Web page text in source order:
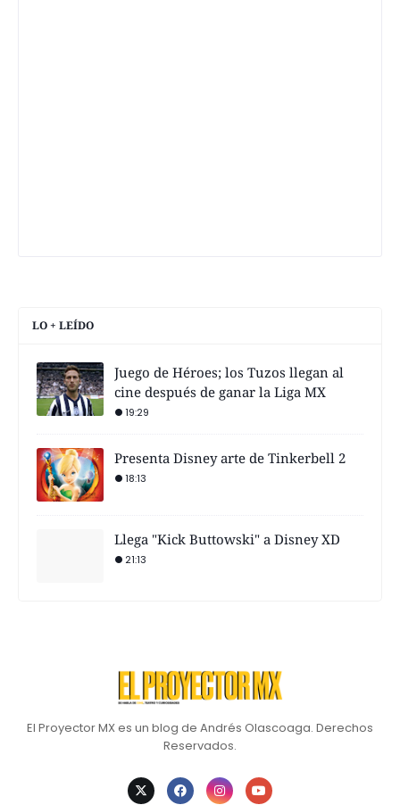
LO + LEÍDO
Juego de Héroes; los Tuzos llegan al
cine después de ganar la Liga MX
19:29
Presenta Disney arte de Tinkerbell 2
18:13
Llega "Kick Buttowski" a Disney XD
21:13
El Proyector MX es un blog de Andrés Olascoaga. Derechos
Reservados.